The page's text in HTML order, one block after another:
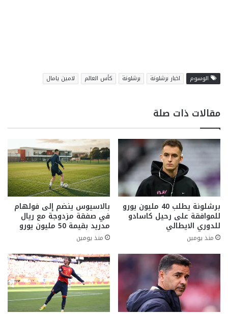
الوسوم اخبار برشلونة برشلونة كأس العالم لامين يامال
مقالات ذات صلة
برشلونة يطلب 40 مليون يورو
للموافقة على رحيل كاسادو
للدوري الايطالي
منذ يومين
بالاسيوس ينضم إلى فولهام
في صفقة مزدوجة مع ريال
مدريد بقيمة 50 مليون يورو
منذ يومين